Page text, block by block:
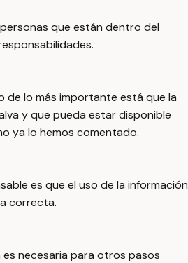
que están dentro del
de lo más importante está que la
y que pueda estar disponible
ya lo hemos comentado.
es que el uso de la información
correcta.
necesaria para otros pasos